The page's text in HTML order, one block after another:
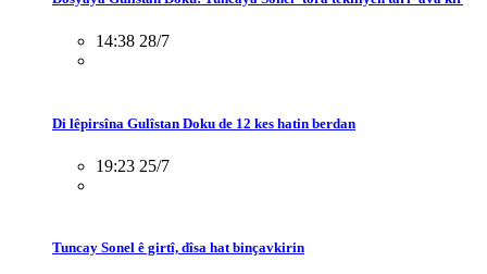
14:38 28/7
Di lêpirsîna Gulîstan Doku de 12 kes hatin berdan
19:23 25/7
Tuncay Sonel ê girtî, dîsa hat binçavkirin